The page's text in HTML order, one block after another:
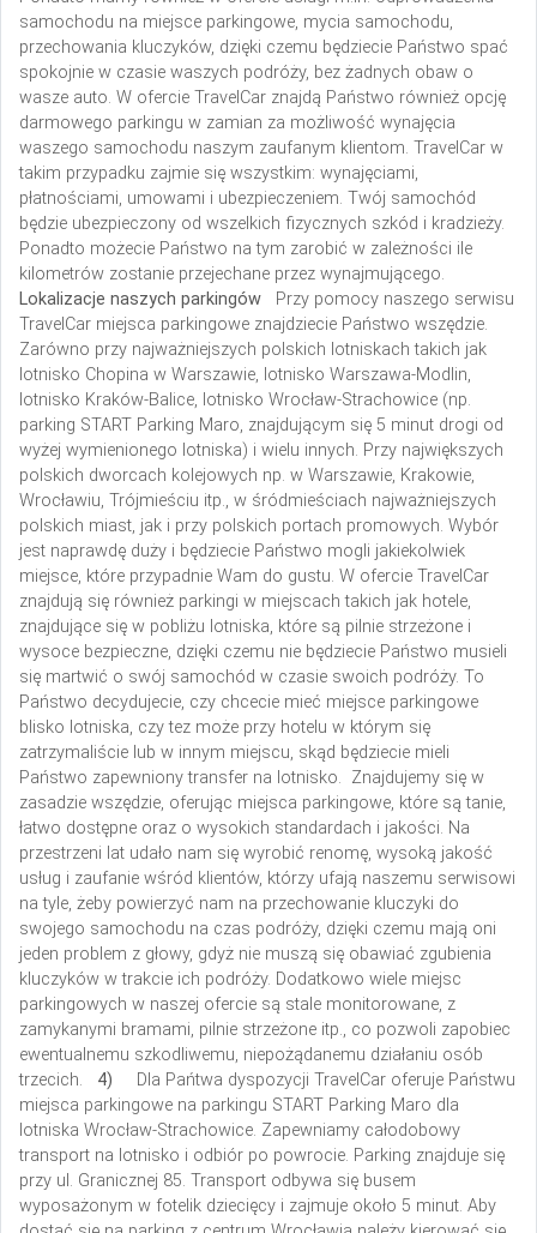
samochodu na miejsce parkingowe, mycia samochodu,
przechowania kluczyków, dzięki czemu będziecie Państwo spać
spokojnie w czasie waszych podróży, bez żadnych obaw o
wasze auto. W ofercie TravelCar znajdą Państwo również opcję
darmowego parkingu w zamian za możliwość wynajęcia
waszego samochodu naszym zaufanym klientom. TravelCar w
takim przypadku zajmie się wszystkim: wynajęciami,
płatnościami, umowami i ubezpieczeniem. Twój samochód
będzie ubezpieczony od wszelkich fizycznych szkód i kradzieży.
Ponadto możecie Państwo na tym zarobić w zależności ile
kilometrów zostanie przejechane przez wynajmującego.
Lokalizacje naszych parkingów
Przy pomocy naszego serwisu
TravelCar miejsca parkingowe znajdziecie Państwo wszędzie.
Zarówno przy najważniejszych polskich lotniskach takich jak
lotnisko Chopina w Warszawie, lotnisko Warszawa-Modlin,
lotnisko Kraków-Balice, lotnisko Wrocław-Strachowice (np.
parking START Parking Maro, znajdującym się 5 minut drogi od
wyżej wymienionego lotniska) i wielu innych. Przy największych
polskich dworcach kolejowych np. w Warszawie, Krakowie,
Wrocławiu, Trójmieściu itp., w śródmieściach najważniejszych
polskich miast, jak i przy polskich portach promowych. Wybór
jest naprawdę duży i będziecie Państwo mogli jakiekolwiek
miejsce, które przypadnie Wam do gustu. W ofercie TravelCar
znajdują się również parkingi w miejscach takich jak hotele,
znajdujące się w pobliżu lotniska, które są pilnie strzeżone i
wysoce bezpieczne, dzięki czemu nie będziecie Państwo musieli
się martwić o swój samochód w czasie swoich podróży. To
Państwo decydujecie, czy chcecie mieć miejsce parkingowe
blisko lotniska, czy tez może przy hotelu w którym się
zatrzymaliście lub w innym miejscu, skąd będziecie mieli
Państwo zapewniony transfer na lotnisko. Znajdujemy się w
zasadzie wszędzie, oferując miejsca parkingowe, które są tanie,
łatwo dostępne oraz o wysokich standardach i jakości. Na
przestrzeni lat udało nam się wyrobić renomę, wysoką jakość
usług i zaufanie wśród klientów, którzy ufają naszemu serwisowi
na tyle, żeby powierzyć nam na przechowanie kluczyki do
swojego samochodu na czas podróży, dzięki czemu mają oni
jeden problem z głowy, gdyż nie muszą się obawiać zgubienia
kluczyków w trakcie ich podróży. Dodatkowo wiele miejsc
parkingowych w naszej ofercie są stale monitorowane, z
zamykanymi bramami, pilnie strzeżone itp., co pozwoli zapobiec
ewentualnemu szkodliwemu, niepożądanemu działaniu osób
trzecich.
4)
Dla Pańtwa dyspozycji TravelCar oferuje Państwu
miejsca parkingowe na parkingu START Parking Maro dla
lotniska Wrocław-Strachowice. Zapewniamy całodobowy
transport na lotnisko i odbiór po powrocie. Parking znajduje się
przy ul. Granicznej 85. Transport odbywa się busem
wyposażonym w fotelik dziecięcy i zajmuje około 5 minut. Aby